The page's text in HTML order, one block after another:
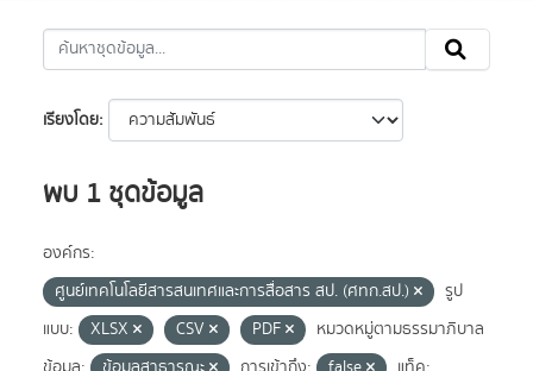
เรียงโดย
พบ 1 ชุดข้อมูล
องค์กร:
ศูนย์เทคโนโลยีสารสนเทศและการสื่อสาร สป. (ศทก.สป.)
รูป
แบบ:
XLSX CSV PDF
หมวดหมู่ตามธรรมาภิบาล